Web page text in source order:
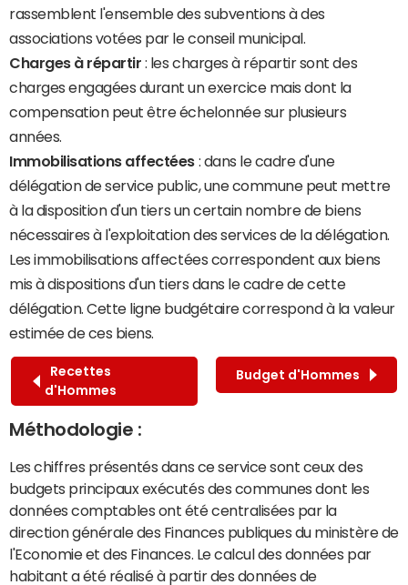
rassemblent l'ensemble des subventions à des
associations votées par le conseil municipal.
Charges à répartir : les charges à répartir sont des
charges engagées durant un exercice mais dont la
compensation peut être échelonnée sur plusieurs
années.
Immobilisations affectées : dans le cadre d'une
délégation de service public, une commune peut mettre
à la disposition d'un tiers un certain nombre de biens
nécessaires à l'exploitation des services de la délégation.
Les immobilisations affectées correspondent aux biens
mis à dispositions d'un tiers dans le cadre de cette
délégation. Cette ligne budgétaire correspond à la valeur
estimée de ces biens.
Recettes
d'Hommes
Budget d'Hommes
Méthodologie :
Les chiffres présentés dans ce service sont ceux des
budgets principaux exécutés des communes dont les
données comptables ont été centralisées par la
direction générale des Finances publiques du ministère de
l'Economie et des Finances. Le calcul des données par
habitant a été réalisé à partir des données de